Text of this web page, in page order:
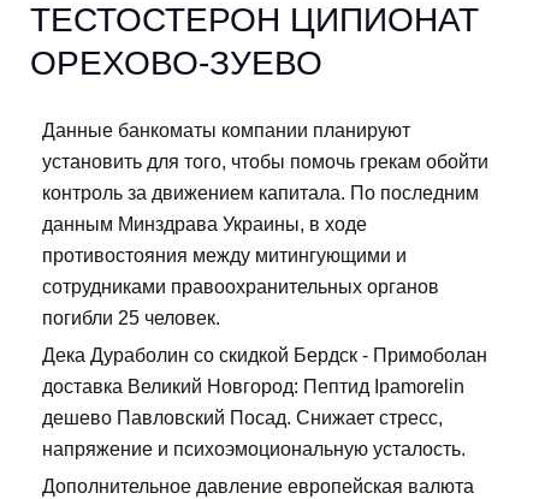
ТЕСТОСТЕРОН ЦИПИОНАТ
ОРЕХОВО-ЗУЕВО
Данные банкоматы компании планируют
установить для того, чтобы помочь грекам обойти
контроль за движением капитала. По последним
данным Минздрава Украины, в ходе
противостояния между митингующими и
сотрудниками правоохранительных органов
погибли 25 человек.
Дека Дураболин со скидкой Бердск - Примоболан
доставка Великий Новгород: Пептид Ipamorelin
дешево Павловский Посад. Снижает стресс,
напряжение и психоэмоциональную усталость.
Дополнительное давление европейская валюта